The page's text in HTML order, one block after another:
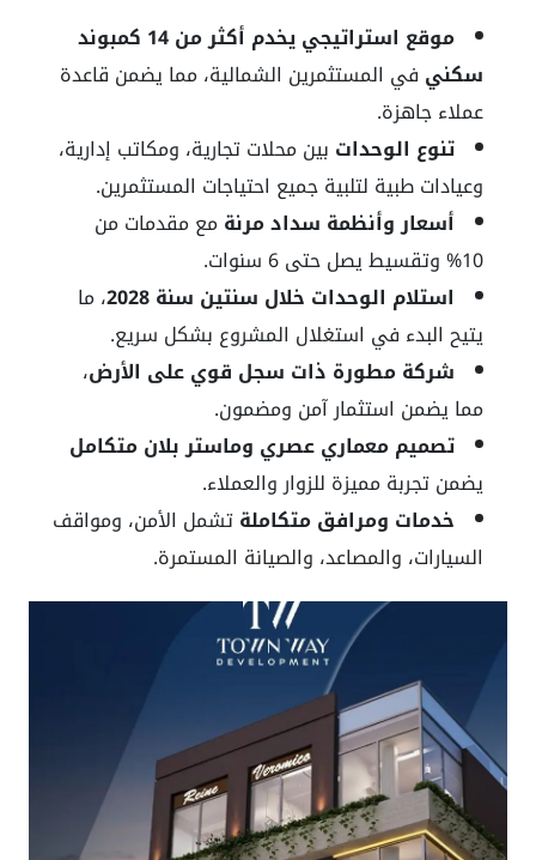
موقع استراتيجي يخدم أكثر من 14 كمبوند
سكني في المستثمرين الشمالية، مما يضمن قاعدة
عملاء جاهزة.
تنوع الوحدات بين محلات تجارية، ومكاتب إدارية،
وعيادات طبية لتلبية جميع احتياجات المستثمرين.
أسعار وأنظمة سداد مرنة مع مقدمات من
10% وتقسيط يصل حتى 6 سنوات.
استلام الوحدات خلال سنتين سنة 2028
، ما
يتيح البدء في استغلال المشروع بشكل سريع.
شركة مطورة ذات سجل قوي على الأرض،
مما يضمن استثمار آمن ومضمون.
تصميم معماري عصري وماستر بلان متكامل
يضمن تجربة مميزة للزوار والعملاء.
خدمات ومرافق متكاملةتشمل الأمن، ومواقف
السيارات، والمصاعد، والصيانة المستمرة.